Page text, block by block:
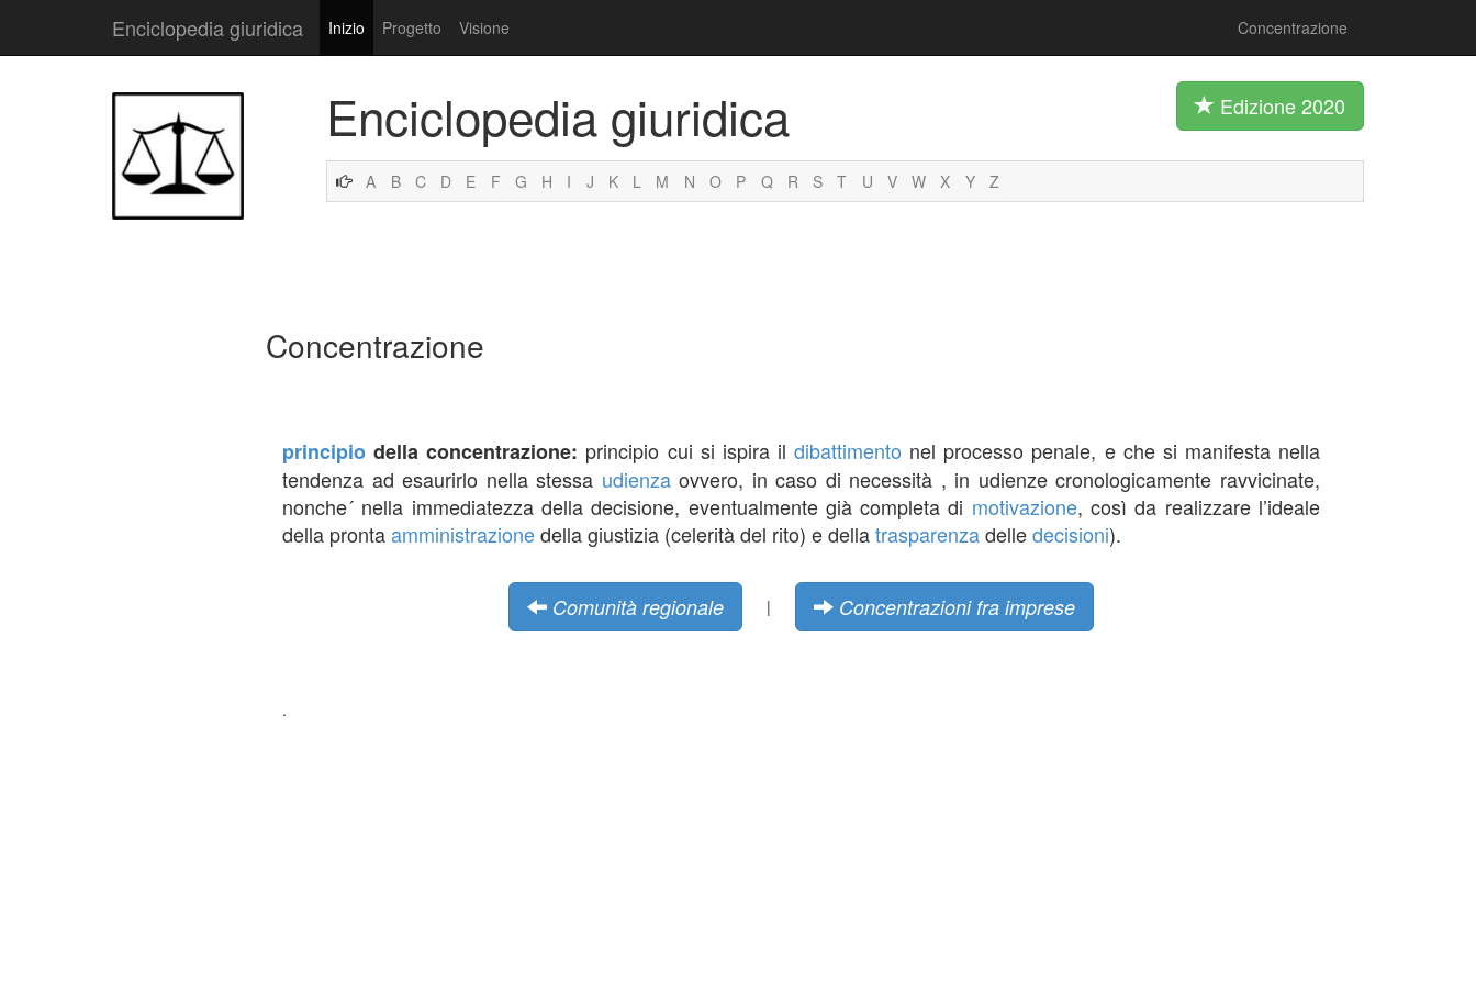
Enciclopedia giuridica Inizio Progetto Visione Concentrazione
Enciclopedia giuridica Edizione 2020
A B C D E F G H I J K L M N O P Q R S T U V W X Y Z
Concentrazione
principio della concentrazione: principio cui si ispira il dibattimento nel processo penale, e che si manifesta nella
tendenza ad esaurirlo nella stessa udienzaovvero, in caso di necessità , in udienze cronologicamente ravvicinate,
nonche´ nella immediatezza della decisione, eventualmente già completa di motivazione, così da realizzare l’ideale
della prontaamministrazionedella giustizia (celerità del rito) e dellatrasparenzadelledecisioni).
Comunità regionale | Concentrazioni fra imprese
.